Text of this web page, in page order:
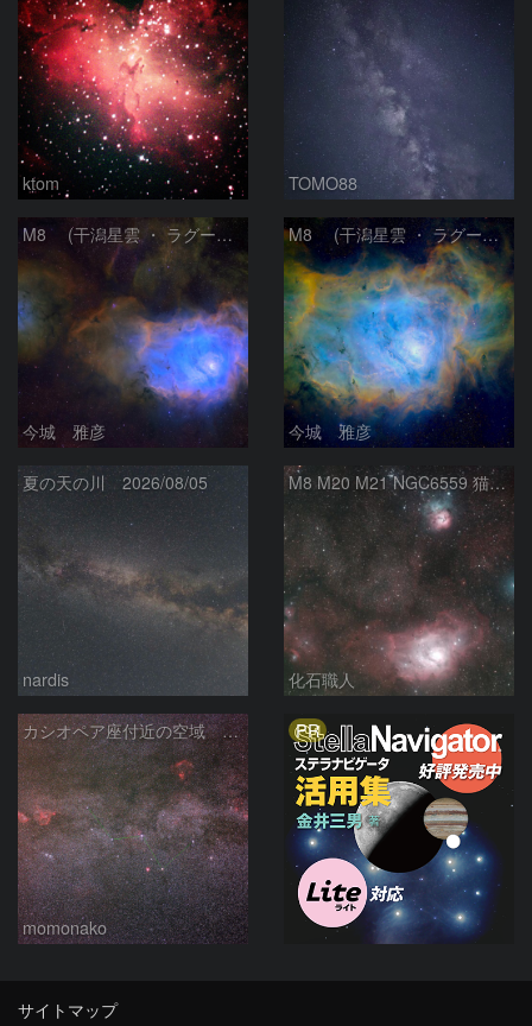
ktom TOMO88
M8 (干潟星雲 ・ ラグーン（Lagoon）星雲)
今城 雅彦
M8 (干潟星雲 ・ ラグーン（Lagoon）星雲)
今城 雅彦
夏の天の川 2026/08/05
nardis
M8 M20 M21 NGC6559 猫の手星雲 いて座
化石職人
カシオペア座付近の空域 260720
momonako
PR
サイトマップ